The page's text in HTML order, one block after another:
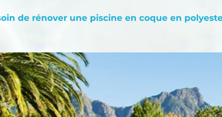
de rénover une piscine en coque en